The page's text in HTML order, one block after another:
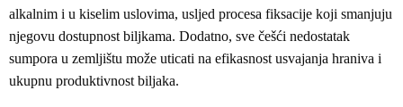
alkalnim i u kiselim uslovima, usljed procesa fiksacije koji smanjuju
njegovu dostupnost biljkama. Dodatno, sve češći nedostatak
sumpora u zemljištu može uticati na efikasnost usvajanja hraniva i
ukupnu produktivnost biljaka.